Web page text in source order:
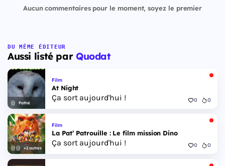
Aucun commentaires pour le moment, soyez le premier
DU MÊME ÉDITEUR
Aussi listé par Quodat
Pathé
Film
At Night
Ça sort aujourd'hui ! 0 0
+2 autres
Film
La Pat’ Patrouille : Le film mission Dino
Ça sort aujourd'hui ! 0 0